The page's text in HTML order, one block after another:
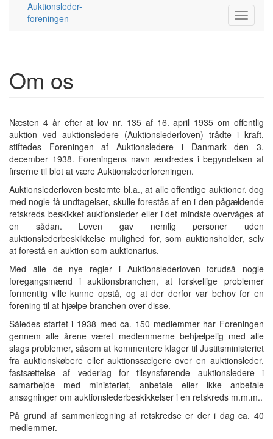
Auktionsleder-
foreningen
Om os
Næsten 4 år efter at lov nr. 135 af 16. april 1935 om offentlig
auktion ved auktionsledere (Auktionslederloven) trådte i kraft,
stiftedes Foreningen af Auktionsledere i Danmark den 3.
december 1938. Foreningens navn ændredes i begyndelsen af
firserne til blot at være Auktionslederforeningen.
Auktionslederloven bestemte bl.a., at alle offentlige auktioner, dog
med nogle få undtagelser, skulle forestås af en i den pågældende
retskreds beskikket auktionsleder eller i det mindste overvåges af
en sådan. Loven gav nemlig personer uden
auktionslederbeskikkelse mulighed for, som auktionsholder, selv
at forestå en auktion som auktionarius.
Med alle de nye regler i Auktionslederloven forudså nogle
foregangsmænd i auktionsbranchen, at forskellige problemer
formentlig ville kunne opstå, og at der derfor var behov for en
forening til at hjælpe branchen over disse.
Således startet i 1938 med ca. 150 medlemmer har Foreningen
gennem alle årene været medlemmerne behjælpelig med alle
slags problemer, såsom at kommentere klager til Justitsministeriet
fra auktionskøbere eller auktionssælgere over en auktionsleder,
fastsættelse af vederlag for tilsynsførende auktionsledere i
samarbejde med ministeriet, anbefale eller ikke anbefale
ansøgninger om auktionslederbeskikkelser i en retskreds m.m.m..
På grund af sammenlægning af retskredse er der i dag ca. 40
medlemmer.